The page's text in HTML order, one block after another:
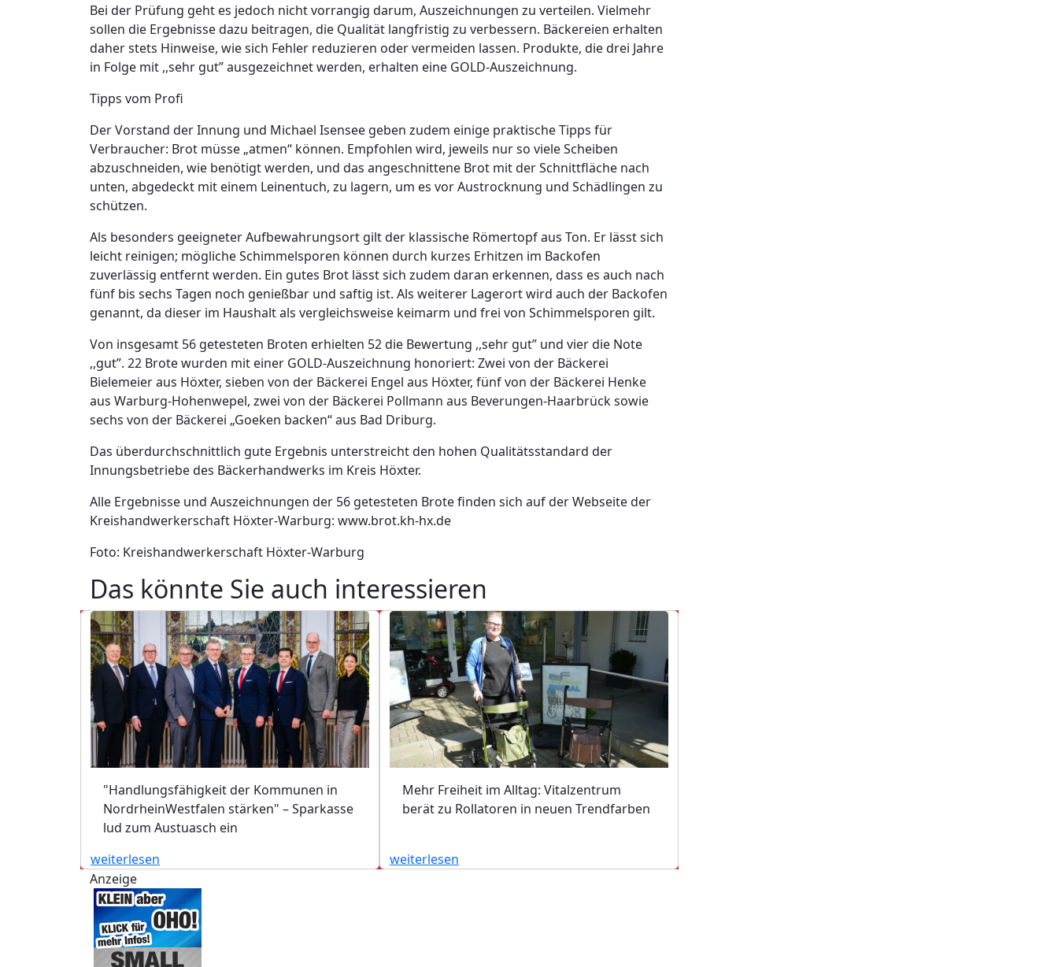
Bei der Prüfung geht es jedoch nicht vorrangig darum, Auszeichnungen zu verteilen. Vielmehr
sollen die Ergebnisse dazu beitragen, die Qualität langfristig zu verbessern. Bäckereien erhalten
daher stets Hinweise, wie sich Fehler reduzieren oder vermeiden lassen. Produkte, die drei Jahre
in Folge mit ,,sehr gut” ausgezeichnet werden, erhalten eine GOLD-Auszeichnung.
Tipps vom Profi
Der Vorstand der Innung und Michael Isensee geben zudem einige praktische Tipps für
Verbraucher: Brot müsse „atmen“ können. Empfohlen wird, jeweils nur so viele Scheiben
abzuschneiden, wie benötigt werden, und das angeschnittene Brot mit der Schnittfläche nach
unten, abgedeckt mit einem Leinentuch, zu lagern, um es vor Austrocknung und Schädlingen zu
schützen.
Als besonders geeigneter Aufbewahrungsort gilt der klassische Römertopf aus Ton. Er lässt sich
leicht reinigen; mögliche Schimmelsporen können durch kurzes Erhitzen im Backofen
zuverlässig entfernt werden. Ein gutes Brot lässt sich zudem daran erkennen, dass es auch nach
fünf bis sechs Tagen noch genießbar und saftig ist. Als weiterer Lagerort wird auch der Backofen
genannt, da dieser im Haushalt als vergleichsweise keimarm und frei von Schimmelsporen gilt.
Von insgesamt 56 getesteten Broten erhielten 52 die Bewertung ,,sehr gut” und vier die Note
,,gut”. 22 Brote wurden mit einer GOLD-Auszeichnung honoriert: Zwei von der Bäckerei
Bielemeier aus Höxter, sieben von der Bäckerei Engel aus Höxter, fünf von der Bäckerei Henke
aus Warburg-Hohenwepel, zwei von der Bäckerei Pollmann aus Beverungen-Haarbrück sowie
sechs von der Bäckerei „Goeken backen“ aus Bad Driburg.
Das überdurchschnittlich gute Ergebnis unterstreicht den hohen Qualitätsstandard der
Innungsbetriebe des Bäckerhandwerks im Kreis Höxter.
Alle Ergebnisse und Auszeichnungen der 56 getesteten Brote finden sich auf der Webseite der
Kreishandwerkerschaft Höxter-Warburg: www.brot.kh-hx.de
Foto: Kreishandwerkerschaft Höxter-Warburg
Das könnte Sie auch interessieren
"Handlungsfähigkeit der Kommunen in
NordrheinWestfalen stärken" – Sparkasse
lud zum Austuasch ein
weiterlesen
Mehr Freiheit im Alltag: Vitalzentrum
berät zu Rollatoren in neuen Trendfarben
weiterlesen
Anzeige